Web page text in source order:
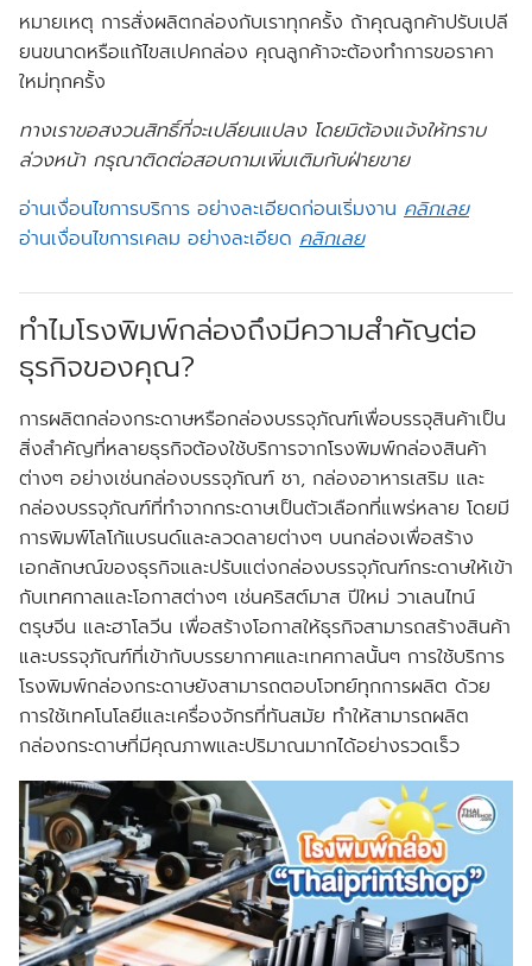
หมายเหตุ การสั่งผลิตกล่องกับเราทุกครั้ง ถ้าคุณลูกค้าปรับเปลี
ยนขนาดหรือแก้ไขสเปคกล่อง คุณลูกค้าจะต้องทำการขอราคา
ใหม่ทุกครั้ง
ทางเราขอสงวนสิทธิ์ที่จะเปลียนแปลง โดยมิต้องแจ้งให้ทราบ
ล่วงหน้า กรุณาติดต่อสอบถามเพิ่มเติมกับฝ่ายขาย
อ่านเงื่อนไขการบริการ อย่างละเอียดก่อนเริ่มงาน คลิกเลย
อ่านเงื่อนไขการเคลม อย่างละเอียด คลิกเลย
ทำไมโรงพิมพ์กล่องถึงมีความสำคัญต่อ
ธุรกิจของคุณ?
การผลิตกล่องกระดาษหรือกล่องบรรจุภัณฑ์เพื่อบรรจุสินค้าเป็น
สิ่งสำคัญที่หลายธุรกิจต้องใช้บริการจากโรงพิมพ์กล่องสินค้า
ต่างๆ อย่างเช่นกล่องบรรจุภัณฑ์ ชา, กล่องอาหารเสริม และ
กล่องบรรจุภัณฑ์ที่ทำจากกระดาษเป็นตัวเลือกที่แพร่หลาย โดยมี
การพิมพ์โลโก้แบรนด์และลวดลายต่างๆ บนกล่องเพื่อสร้าง
เอกลักษณ์ของธุรกิจและปรับแต่งกล่องบรรจุภัณฑ์กระดาษให้เข้า
กับเทศกาลและโอกาสต่างๆ เช่นคริสต์มาส ปีใหม่ วาเลนไทน์
ตรุษจีน และฮาโลวีน เพื่อสร้างโอกาสให้ธุรกิจสามารถสร้างสินค้า
และบรรจุภัณฑ์ที่เข้ากับบรรยากาศและเทศกาลนั้นๆ การใช้บริการ
โรงพิมพ์กล่องกระดาษยังสามารถตอบโจทย์ทุกการผลิต ด้วย
การใช้เทคโนโลยีและเครื่องจักรที่ทันสมัย ทำให้สามารถผลิต
กล่องกระดาษที่มีคุณภาพและปริมาณมากได้อย่างรวดเร็ว